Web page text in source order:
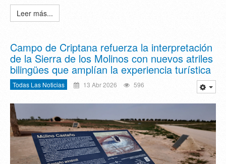
Leer más...
Campo de Criptana refuerza la interpretación
de la Sierra de los Molinos con nuevos atriles
bilingües que amplían la experiencia turística
Todas Las Noticias 13 Abr 2026 596